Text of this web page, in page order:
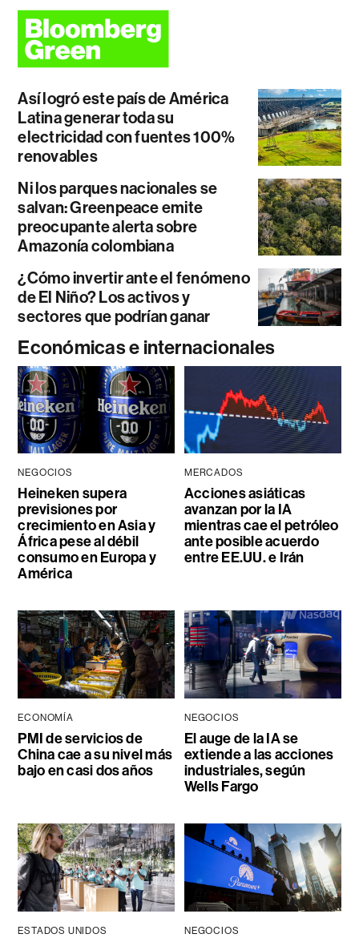
Así logró este país de América
Latina generar toda su
electricidad con fuentes 100%
renovables
Ni los parques nacionales se
salvan: Greenpeace emite
preocupante alerta sobre
Amazonía colombiana
¿Cómo invertir ante el fenómeno
de El Niño? Los activos y
sectores que podrían ganar
Económicas e internacionales
NEGOCIOS
Heineken supera
previsiones por
crecimiento en Asia y
África pese al débil
consumo en Europa y
América
MERCADOS
Acciones asiáticas
avanzan por la IA
mientras cae el petróleo
ante posible acuerdo
entre EE.UU. e Irán
ECONOMÍA
PMI de servicios de
China cae a su nivel más
bajo en casi dos años
NEGOCIOS
El auge de la IA se
extiende a las acciones
industriales, según
Wells Fargo
ESTADOS UNIDOS NEGOCIOS